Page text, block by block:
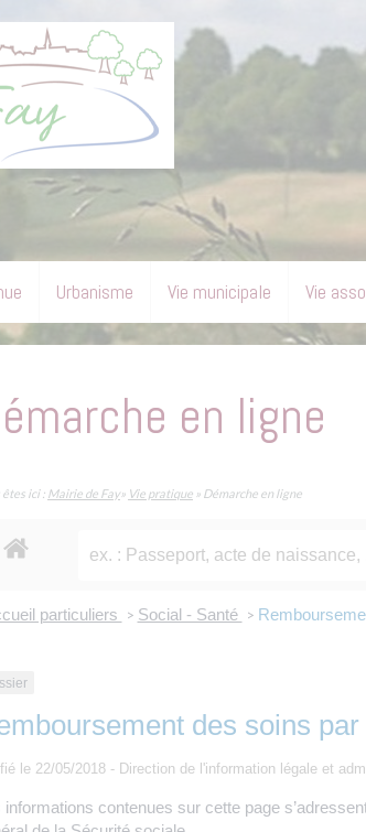
Urbanisme Vie municipale Vie
en ligne
êtes ici : Mairie de Fay» Vie pratique » Démarche en ligne
particuliers > Social - Santé >
des soins
le 22/05/2018 - Direction de l'information légale et
informations contenues sur cette page